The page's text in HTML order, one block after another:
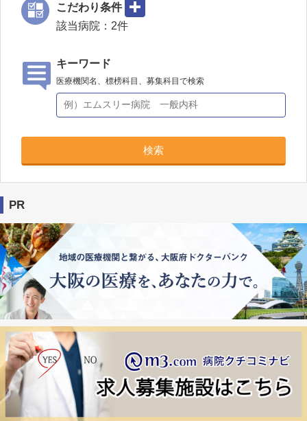
こだわり条件
該当病院： 2件
キーワード
医療機関名、標榜科目、募集科目で検索
検索
PR